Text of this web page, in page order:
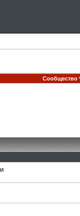
Сообщество